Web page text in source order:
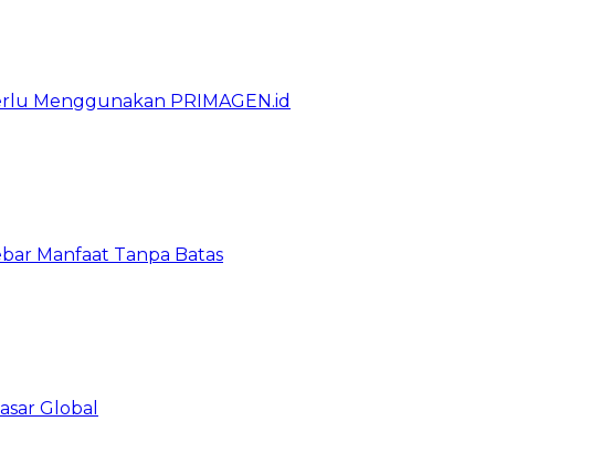
Menggunakan PRIMAGEN.id
Manfaat Tanpa Batas
Global